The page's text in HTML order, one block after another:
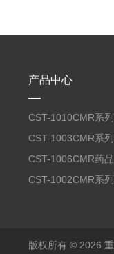
产品中心
CST-1010CMR系
品高温试验箱
CST-1003CMR系
品高温试验箱
CST-1006CMR药
温试验箱
CST-1002CMR系
版权所有 © 2026